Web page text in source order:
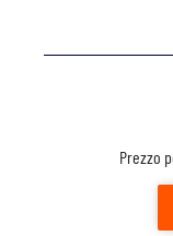
Prezzo